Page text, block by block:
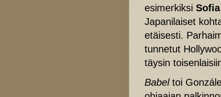
esimerkiksi
Japanilaiset
etäisesti.
tunnetut
täysin
Babeltoi